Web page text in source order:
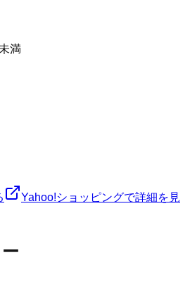
満
Yahoo!ショッピングで詳細を見